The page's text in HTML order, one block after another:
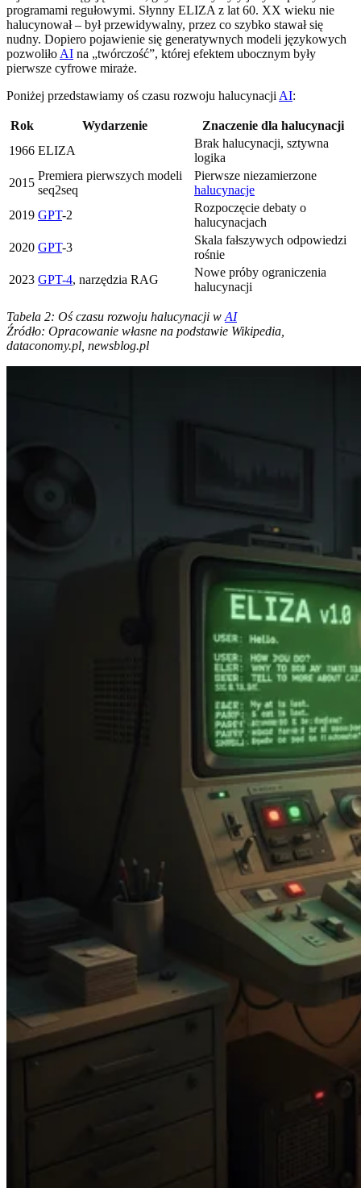
programami regułowymi. Słynny ELIZA z lat 60. XX wieku nie
halucynował – był przewidywalny, przez co szybko stawał się
nudny. Dopiero pojawienie się generatywnych modeli językowych
pozwoliło AI na „twórczość”, której efektem ubocznym były
pierwsze cyfrowe miraże.
Poniżej przedstawiamy oś czasu rozwoju halucynacji AI:
Rok Wydarzenie
Znaczenie dla halucynacji
1966 ELIZA
Brak halucynacji, sztywna
logika
2015
Premiera pierwszych modeli
seq2seq
Pierwsze niezamierzone
halucynacje
2019 GPT-2
Rozpoczęcie debaty o
halucynacjach
2020 GPT-3
Skala fałszywych odpowiedzi
rośnie
2023 GPT-4, narzędzia RAG
Nowe próby ograniczenia
halucynacji
Tabela 2: Oś czasu rozwoju halucynacji w AI
Źródło: Opracowanie własne na podstawie Wikipedia,
dataconomy.pl, newsblog.pl